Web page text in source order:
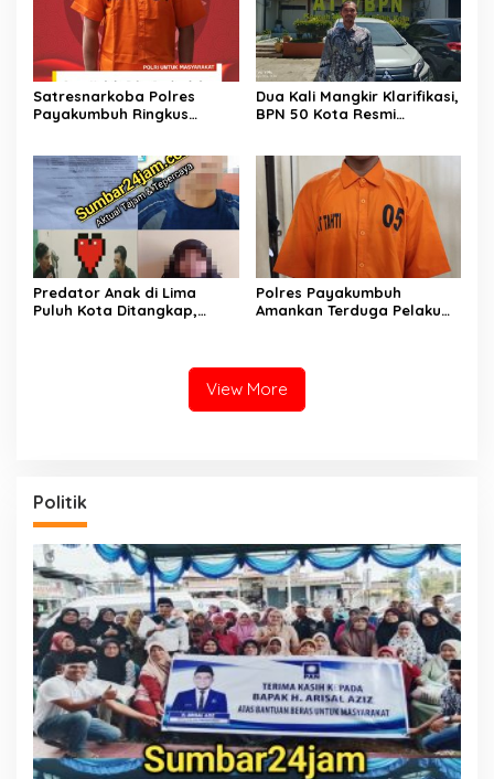
Satresnarkoba Polres
Payakumbuh Ringkus
Barang Bukti 12,58 Gram
Ganja Kering Disita
Dua Kali Mangkir Klarifikasi,
BPN 50 Kota Resmi
Inisial JP yang Disanggah
Hendryola Asmira
Predator Anak di Lima
Puluh Kota Ditangkap,
Polres Payakumbuh
Amankan Terduga Pelaku
View More
Politik